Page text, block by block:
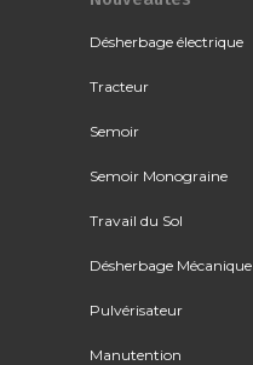
Désherbage électrique
Tracteur
Semoir
Semoir Monograine
Travail du Sol
Désherbage Mécanique
Pulvérisateur
Manutention